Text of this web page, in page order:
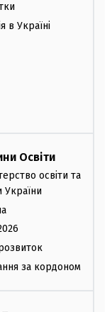
в Україні
Освіти
освіти та
України
за кордоном